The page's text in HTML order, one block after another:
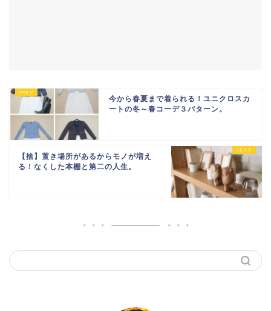
今から春夏まで着られる！ユニクロスカ
ートの冬～春コーデ３パターン。
【捨】置き場所があるからモノが増え
る！なくした本棚と第二の人生。